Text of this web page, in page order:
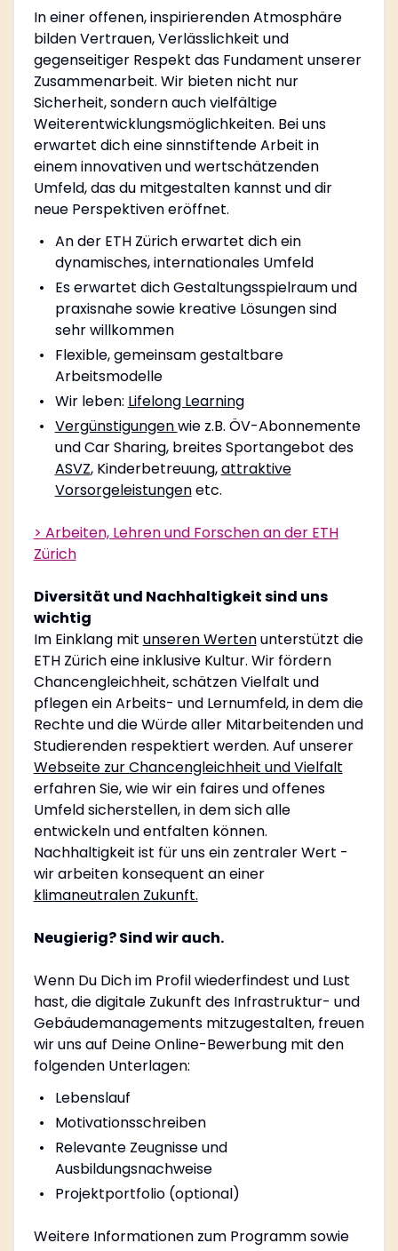
In einer offenen, inspirierenden Atmosphäre
bilden Vertrauen, Verlässlichkeit und
gegenseitiger Respekt das Fundament unserer
Zusammenarbeit. Wir bieten nicht nur
Sicherheit, sondern auch vielfältige
Weiterentwicklungsmöglichkeiten. Bei uns
erwartet dich eine sinnstiftende Arbeit in
einem innovativen und wertschätzenden
Umfeld, das du mitgestalten kannst und dir
neue Perspektiven eröffnet.
An der ETH Zürich erwartet dich ein
dynamisches, internationales Umfeld
Es erwartet dich Gestaltungsspielraum und
praxisnahe sowie kreative Lösungen sind
sehr willkommen
Flexible, gemeinsam gestaltbare
Arbeitsmodelle
Wir leben: Lifelong Learning
Vergünstigungenwie z.B. ÖV-Abonnemente
und Car Sharing, breites Sportangebot des
ASVZ, Kinderbetreuung,attraktive
Vorsorgeleistungenetc.
> Arbeiten, Lehren und Forschen an der ETH
Zürich
Diversität und Nachhaltigkeit sind uns
wichtig
Im Einklang mit unseren Wertenunterstützt die
ETH Zürich eine inklusive Kultur. Wir fördern
Chancengleichheit, schätzen Vielfalt und
pflegen ein Arbeits- und Lernumfeld, in dem die
Rechte und die Würde aller Mitarbeitenden und
Studierenden respektiert werden. Auf unserer
Webseite zur Chancengleichheit und Vielfalt
erfahren Sie, wie wir ein faires und offenes
Umfeld sicherstellen, in dem sich alle
entwickeln und entfalten können.
Nachhaltigkeit ist für uns ein zentraler Wert -
wir arbeiten konsequent an einer
klimaneutralen Zukunft.
Neugierig? Sind wir auch.
Wenn Du Dich im Profil wiederfindest und Lust
hast, die digitale Zukunft des Infrastruktur- und
Gebäudemanagements mitzugestalten, freuen
wir uns auf Deine Online-Bewerbung mit den
folgenden Unterlagen:
Lebenslauf
Motivationsschreiben
Relevante Zeugnisse und
Ausbildungsnachweise
Projektportfolio (optional)
Weitere Informationen zum Programm sowie